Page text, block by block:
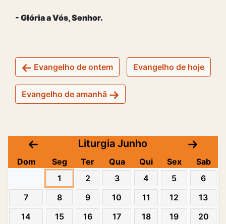
- Glória a Vós, Senhor.
Evangelho de ontem Evangelho de hoje
Evangelho de amanhã
Liturgia Junho
Dom Seg Ter Qua Qui Sex
Sab
1
2 3 4 5
6
7
8 9 10 11 12
13
14
15 16 17 18 19
20